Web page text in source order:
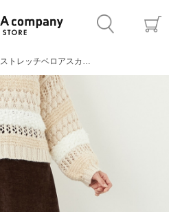
ストレッチベロアスカート